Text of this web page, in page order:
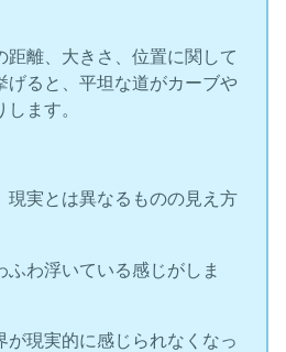
距離、大きさ、位置に関して
げると、平坦な道がカーブや
ます。
現実とは異なるものの見え方
ふわ浮いている感じがしま
が現実的に感じられなくなっ